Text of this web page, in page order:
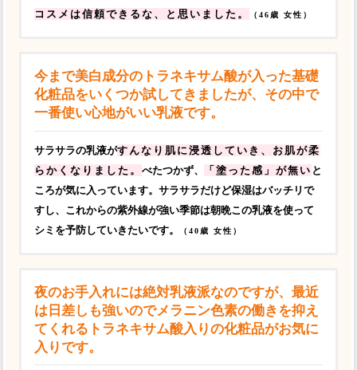
コスメは信頼できるな、と思いました。
（46歳 女性）
今まで美白成分のトラネキサム酸が入った基礎
化粧品をいくつか試してきましたが、その中で
一番使い心地がいい乳液です。
サラサラの乳液がすんなり肌に浸透していき、お肌が柔
らかくなりました。べたつかず、 「塗った感」が無い と
ころが気に入っています。サラサラだけど保湿はバッチリで
すし、これからの紫外線が強い季節は朝晩この乳液を使って
シミを予防していきたいです。
（40歳 女性）
夜のお手入れには絶対乳液派なのですが、最近
は日差しも強いのでメラニン色素の働きを抑え
てくれるトラネキサム酸入りの化粧品がお気に
入りです。